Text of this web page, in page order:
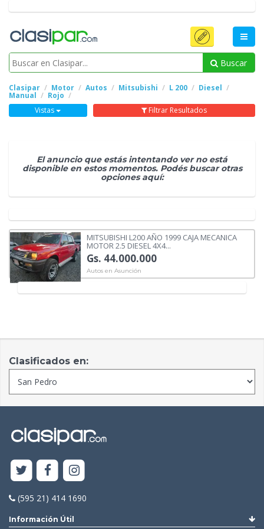
Buscar
Clasipar Motor Autos Mitsubishi L 200 Diesel
Manual
Rojo
Vistas
Filtrar Resultados
El anuncio que estás intentando ver no está
disponible en estos momentos. Podés buscar otras
opciones aquí:
MITSUBISHI L200 AÑO 1999 CAJA MECANICA
MOTOR 2.5 DIESEL 4X4...
Gs. 44.000.000
Autos en Asunción
Clasificados en:
(595 21) 414 1690
Información Útil